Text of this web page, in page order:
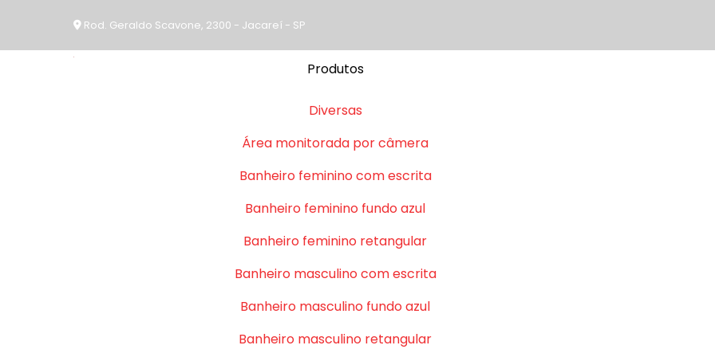
Rod. Geraldo Scavone, 2300 - Jacareí - SP
Produtos
Diversas
Área monitorada por câmera
Banheiro feminino com escrita
Banheiro feminino fundo azul
Banheiro feminino retangular
Banheiro masculino com escrita
Banheiro masculino fundo azul
Banheiro masculino retangular